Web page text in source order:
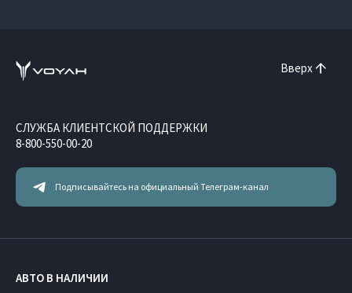
Вверх
Подписывайтесь на официальный Телеграм-канал
СЛУЖБА КЛИЕНТСКОЙ ПОДДЕРЖКИ
8-800-550-00-20
АВТО В НАЛИЧИИ